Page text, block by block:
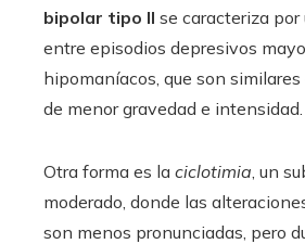
bipolar tipo II se caracteriza
entre episodios depresivos
hipomaníacos, que son
de menor gravedad e intensidad.
Otra forma es la ciclotimia, un
moderado, donde las
son menos pronunciadas, pero